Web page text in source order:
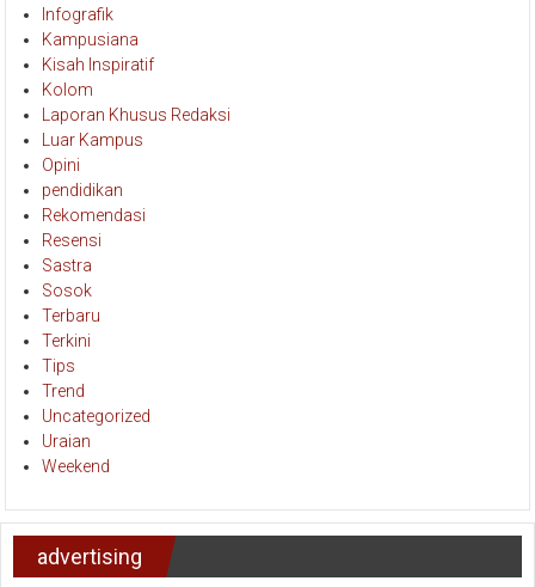
Infografik
Kampusiana
Kisah Inspiratif
Kolom
Laporan Khusus Redaksi
Luar Kampus
Opini
pendidikan
Rekomendasi
Resensi
Sastra
Sosok
Terbaru
Terkini
Tips
Trend
Uncategorized
Uraian
Weekend
advertising